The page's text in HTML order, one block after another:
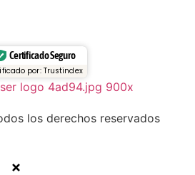
Certificado Seguro
por: Trustindex
los derechos reservados